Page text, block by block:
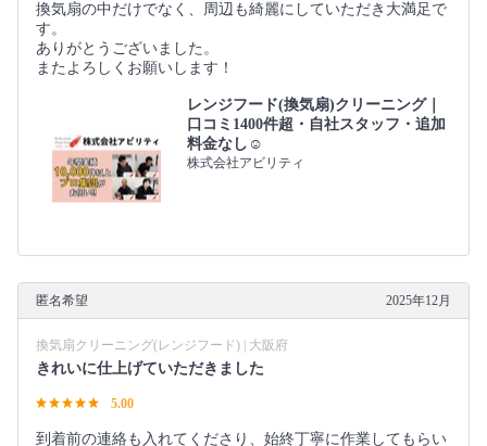
換気扇の中だけでなく、周辺も綺麗にしていただき大満足で
す。
ありがとうございました。
またよろしくお願いします！
レンジフード(換気扇)クリーニング｜
口コミ1400件超・自社スタッフ・追加
料金なし☺️
株式会社アビリティ
匿名希望 2025年12月
換気扇クリーニング(レンジフード) | 大阪府
きれいに仕上げていただきました
5.00
到着前の連絡も入れてくださり、始終丁寧に作業してもらい